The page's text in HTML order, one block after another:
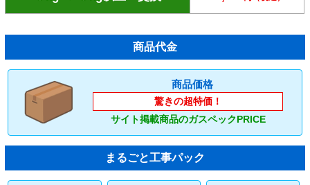
商品代金
商品価格
驚きの超特価！
サイト掲載商品のガスペックPRICE
まるごと工事パック